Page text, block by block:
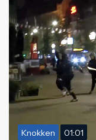
Knokken 01:01